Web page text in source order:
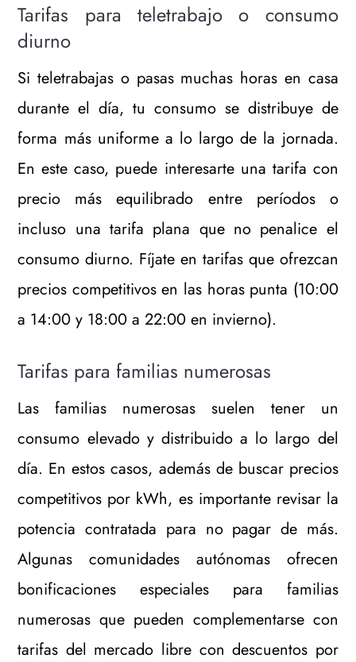
Tarifas para teletrabajo o consumo
diurno
Si teletrabajas o pasas muchas horas en casa
durante el día, tu consumo se distribuye de
forma más uniforme a lo largo de la jornada.
En este caso, puede interesarte una tarifa con
precio más equilibrado entre períodos o
incluso una tarifa plana que no penalice el
consumo diurno. Fíjate en tarifas que ofrezcan
precios competitivos en las horas punta (10:00
a 14:00 y 18:00 a 22:00 en invierno).
Tarifas para familias numerosas
Las familias numerosas suelen tener un
consumo elevado y distribuido a lo largo del
día. En estos casos, además de buscar precios
competitivos por kWh, es importante revisar la
potencia contratada para no pagar de más.
Algunas comunidades autónomas ofrecen
bonificaciones especiales para familias
numerosas que pueden complementarse con
tarifas del mercado libre con descuentos por